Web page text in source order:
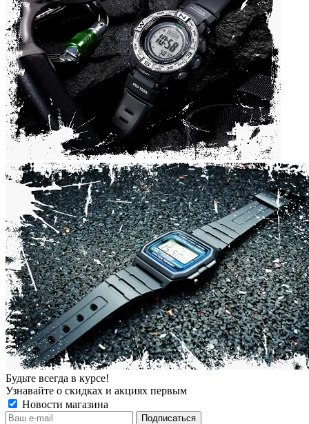
Будьте всегда в курсе!
Узнавайте о скидках и акциях первым
Новости магазина